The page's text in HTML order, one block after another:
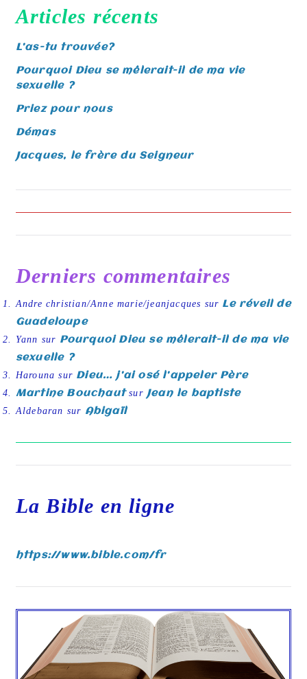
A
l
t
e
r
n
i
Articles récents
L’as-tu trouvée?
Pourquoi Dieu se mêlerait-il de ma vie
sexuelle ?
Priez pour nous
Démas
Jacques, le frère du Seigneur
Derniers commentaires
Andre christian/Anne marie/jeanjacques sur Le réveil de
Guadeloupe
Yann sur Pourquoi Dieu se mêlerait-il de ma vie
sexuelle ?
Harouna sur Dieu… j’ai osé l’appeler Père
Martine Bouchautsur Jean le baptiste
Aldebaran sur Abigaïl
La Bible en ligne
https://www.bible.com/fr